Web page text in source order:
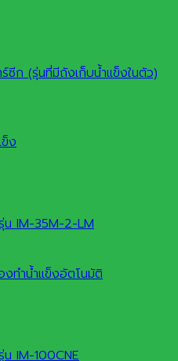
ซีก (รุ่นที่มีถังเก็บน้ำแข็งในตัว)
น IM-35M-2-LM
IM-100CNE